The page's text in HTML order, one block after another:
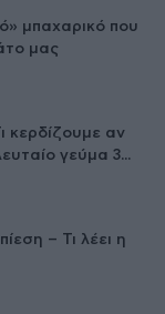
μπαχαρικό που
μας
κερδίζουμε αν
γεύμα 3...
– Τι λέει η